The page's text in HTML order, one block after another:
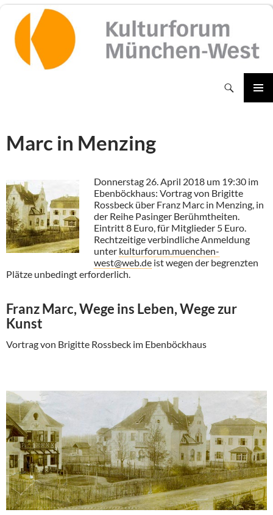
Inhalt
springen
Marc in Menzing
Donnerstag 26. April 2018 um 19:30 im
Ebenböckhaus: Vortrag von Brigitte
Rossbeck über Franz Marc in Menzing, in
der Reihe Pasinger Berühmtheiten.
Eintritt 8 Euro, für Mitglieder 5 Euro.
Rechtzeitige verbindliche Anmeldung
unter kulturforum.muenchen-
west@web.de ist wegen der begrenzten
Plätze unbedingt erforderlich.
Franz Marc, Wege ins Leben, Wege zur
Kunst
Vortrag von Brigitte Rossbeck im Ebenböckhaus